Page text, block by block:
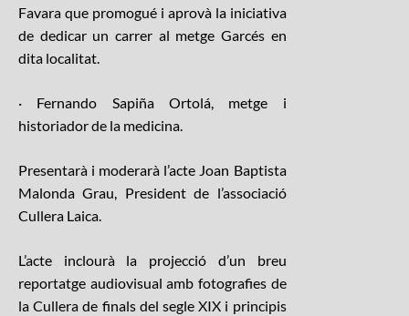
Favara que promogué i aprovà la iniciativa
de dedicar un carrer al metge Garcés en
dita localitat.
· Fernando Sapiña Ortolá, metge i
historiador de la medicina.
Presentarà i moderarà l’acte Joan Baptista
Malonda Grau, President de l’associació
Cullera Laica.
L’acte inclourà la projecció d’un breu
reportatge audiovisual amb fotografies de
la Cullera de finals del segle XIX i principis